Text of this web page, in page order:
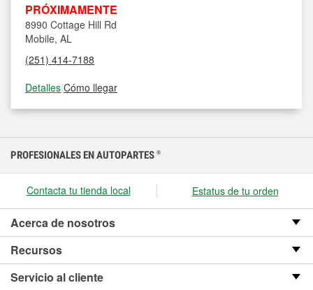
PRÓXIMAMENTE
8990 Cottage Hill Rd
Mobile, AL
(251) 414-7188
Detalles|Cómo llegar
PROFESIONALES EN AUTOPARTES ®
Contacta tu tienda local Estatus de tu orden
Acerca de nosotros
Recursos
Servicio al cliente